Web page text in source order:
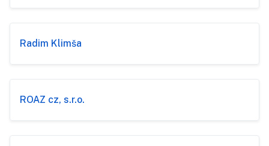
Radim Klimša
ROAZ cz, s.r.o.